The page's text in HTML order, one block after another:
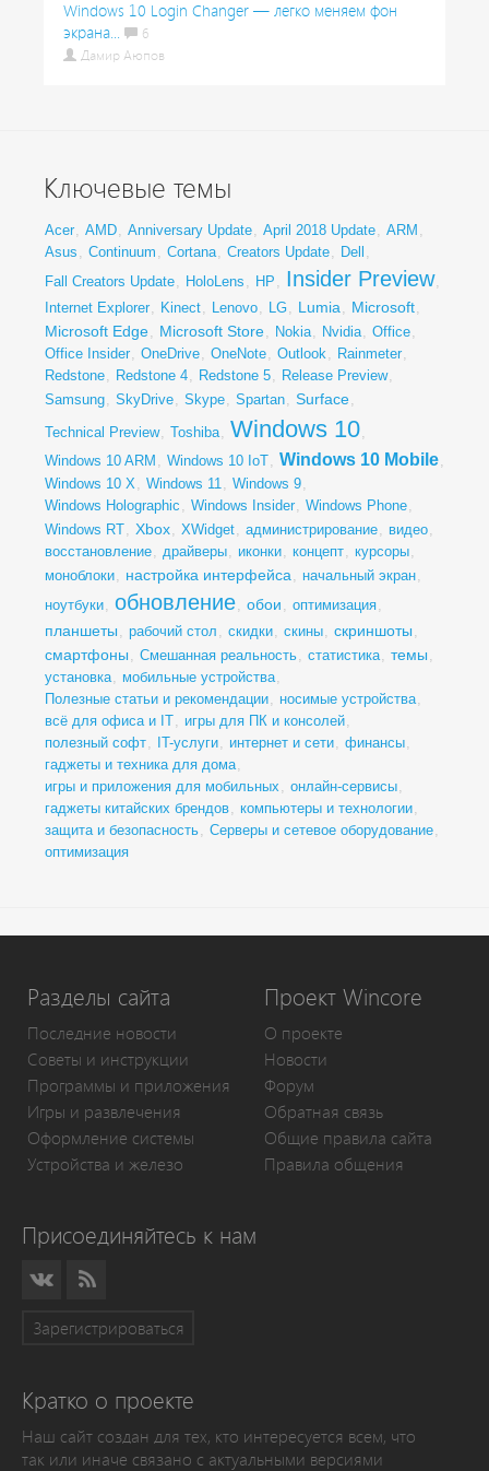
Windows 10 Login Changer — легко меняем фон
экрана...
6
Дамир Аюпов
Ключевые темы
Acer, AMD, Anniversary Update, April 2018 Update, ARM ,
Asus , Continuum , Cortana, Creators Update, Dell ,
Fall Creators Update, HoloLens , HP , Insider Preview,
Internet Explorer, Kinect, Lenovo, LG, Lumia, Microsoft,
Microsoft Edge, Microsoft Store, Nokia, Nvidia, Office,
Office Insider, OneDrive, OneNote, Outlook, Rainmeter,
Redstone, Redstone 4, Redstone 5, Release Preview,
Samsung, SkyDrive, Skype, Spartan, Surface,
Technical Preview, Toshiba, Windows 10,
Windows 10 ARM , Windows 10 IoT, Windows 10 Mobile,
Windows 10 X, Windows 11, Windows 9,
Windows Holographic , Windows Insider, Windows Phone,
Windows RT, Xbox, XWidget, администрирование, видео,
восстановление, драйверы, иконки, концепт, курсоры,
моноблоки, настройка интерфейса, начальный экран,
ноутбуки, обновление, обои , оптимизация,
планшеты , рабочий стол , скидки, скины, скриншоты ,
смартфоны , Смешанная реальность, статистика, темы ,
установка, мобильные устройства,
Полезные статьи и рекомендации, носимые устройства,
всё для офиса и IT, игры для ПК и консолей,
полезный софт, IT-услуги, интернет и сети, финансы,
гаджеты и техника для дома,
игры и приложения для мобильных , онлайн-сервисы,
гаджеты китайских брендов, компьютеры и технологии,
защита и безопасность, Серверы и сетевое оборудование,
оптимизация
Разделы сайта
Последние новости
Советы и инструкции
Программы и приложения
Игры и развлечения
Оформление системы
Устройства и железо
Проект Wincore
О проекте
Новости
Форум
Обратная связь
Общие правила сайта
Правила общения
Присоединяйтесь к нам
Зарегистрироваться
Кратко о проекте
Наш сайт создан для тех, кто интересуется всем, что
так или иначе связано с актуальными версиями